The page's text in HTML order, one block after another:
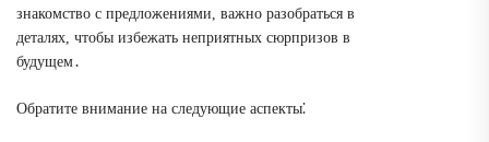
знакомство с предложениями, важно разобраться в
деталях, чтобы избежать неприятных сюрпризов в
будущем․
Обратите внимание на следующие аспекты⁚